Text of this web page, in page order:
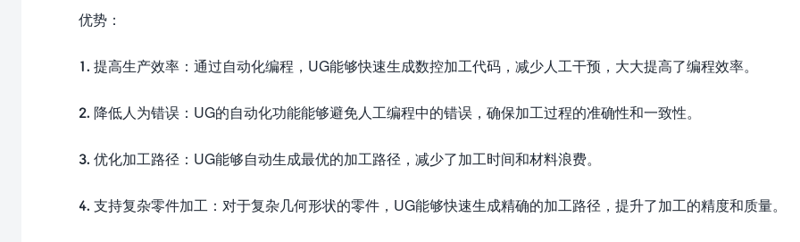
优势：
1. 提高生产效率：通过自动化编程，UG能够快速生成数控加工代码，减少人工干预，大大提高了编程效率。
2. 降低人为错误：UG的自动化功能能够避免人工编程中的错误，确保加工过程的准确性和一致性。
3. 优化加工路径：UG能够自动生成最优的加工路径，减少了加工时间和材料浪费。
4. 支持复杂零件加工：对于复杂几何形状的零件，UG能够快速生成精确的加工路径，提升了加工的精度和质量。